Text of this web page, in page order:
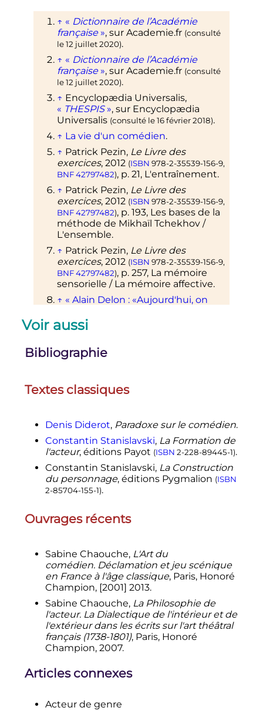
↑ « Dictionnaire de l’Académie
française », sur Academie.fr (consulté
le12 juillet 2020).
↑ « Dictionnaire de l’Académie
française », sur Academie.fr (consulté
le12 juillet 2020).
↑ Encyclopædia Universalis,
« THESPIS », sur Encyclopædia
Universalis (consulté le16 février 2018).
↑ La vie d'un comédien.
↑ Patrick Pezin, Le Livre des
exercices, 2012 (ISBN 978-2-35539-156-9,
BNF 42797482), p. 21, L'entraînement.
↑ Patrick Pezin, Le Livre des
exercices, 2012 (ISBN 978-2-35539-156-9,
BNF 42797482), p. 193, Les bases de la
méthode de Mikhaïl Tchekhov /
L'ensemble.
↑ Patrick Pezin, Le Livre des
exercices, 2012 (ISBN 978-2-35539-156-9,
BNF 42797482), p. 257, La mémoire
sensorielle / La mémoire affective.
↑ « Alain Delon : «Aujourd'hui, on
du pognon»
septembre 2018.
↑« La différence entre comédien et
acteur », Stardust Masterclass, 11
↑ Comédien, comédienne
.
↑« Comédien / Comédienne », sur
CIDJ (consulté le10 octobre 2020).
Voir aussi
Bibliographie
Textes classiques
Denis Diderot, Paradoxe sur le comédien.
Constantin Stanislavski, La Formation de
l'acteur, éditions Payot (ISBN 2-228-89445-1).
Constantin Stanislavski, La Construction
du personnage, éditions Pygmalion (ISBN
2-85704-155-1).
Ouvrages récents
Sabine Chaouche, L'Art du
comédien. Déclamation et jeu scénique
en France à l'âge classique, Paris, Honoré
Champion, [2001] 2013.
Sabine Chaouche, La Philosophie de
l'acteur. La Dialectique de l'intérieur et de
l'extérieur dans les écrits sur l'art théâtral
français (1738-1801), Paris, Honoré
Champion, 2007.
Articles connexes
Acteur de genre